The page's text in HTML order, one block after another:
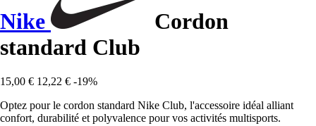
Nike
Cordon
standard Club
15,00 € 12,22 € -19%
Optez pour le cordon standard Nike Club, l'accessoire idéal alliant
confort, durabilité et polyvalence pour vos activités multisports.